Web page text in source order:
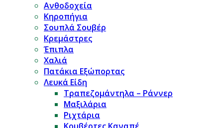
Ανθοδοχεία
Κηροπήγια
Σουπλά Σουβέρ
Κρεμάστρες
Έπιπλα
Χαλιά
Πατάκια Εξώπορτας
Λευκά Είδη
Τραπεζομάντηλα – Ράννερ
Μαξιλάρια
Ριχτάρια